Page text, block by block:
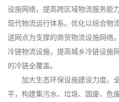
设施网络，提高跨区域物流服务能
现代物流运行体系。优化以综合物
送网点为支撑的商贸物流设施网络
冷链物流设施，提高城乡冷链设施
的冷链全覆盖。
加大生态环保设施建设力度。
平，构建集污水、垃圾、固废、危